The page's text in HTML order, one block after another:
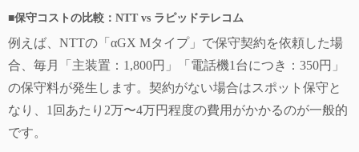
■保守コストの比較：NTT vs ラピッドテレコム
例えば、NTTの「αGX Mタイプ」で保守契約を依頼した場
合、毎月「主装置：1,800円」「電話機1台につき：350円」
の保守料が発生します。契約がない場合はスポット保守と
なり、1回あたり2万〜4万円程度の費用がかかるのが一般的
です。